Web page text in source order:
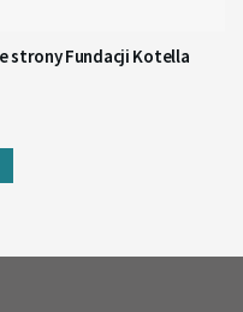
strony Fundacji Kotella